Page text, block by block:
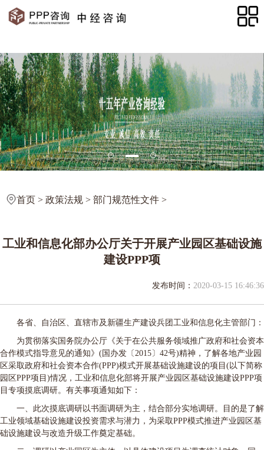
首页 > 政策法规 > 部门规范性文件 >
工业和信息化部办公厅关于开展产业园区基础设施
建设PPP项
发布时间： 2020-03-15 16:46:36
各省、自治区、直辖市及新疆生产建设兵团工业和信息化主管部门：
为贯彻落实国务院办公厅《关于在公共服务领域推广政府和社会资本
合作模式指导意见的通知》(国办发〔2015〕42号)精神，了解各地产业园
区采取政府和社会资本合作(PPP)模式开展基础设施建设的项目(以下简称
园区PPP项目)情况，工业和信息化部将开展产业园区基础设施建设PPP项
目专项摸底调研。有关事项通知如下：
一、此次摸底调研以书面调研为主，结合部分实地调研。目的是了解
工业领域基础设施建设投资需求与潜力，为采取PPP模式推进产业园区基
础设施建设与改造升级工作奠定基础。